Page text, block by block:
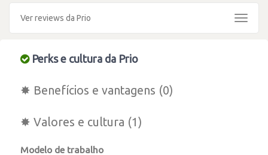
Ver reviews da Prio
Toggle
Perks e cultura da Prio
✸ Benefícios e vantagens (0)
✸ Valores e cultura (1)
Modelo de trabalho